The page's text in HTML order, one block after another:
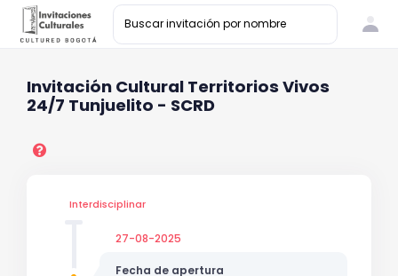
Invitación Cultural Territorios Vivos
24/7 Tunjuelito - SCRD
Interdisciplinar
27-08-2025
Fecha de apertura